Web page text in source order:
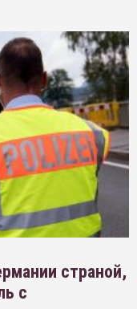
страной,
с